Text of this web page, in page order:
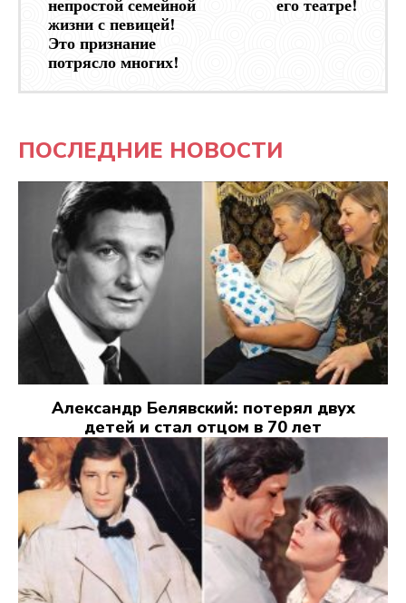
жизни с певицей!
Это признание
потрясло многих!
ПОСЛЕДНИЕ НОВОСТИ
Александр Белявский: потерял двух
детей и стал отцом в 70 лет